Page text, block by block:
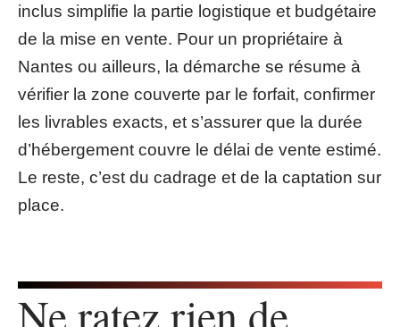
inclus simplifie la partie logistique et budgétaire
de la mise en vente. Pour un propriétaire à
Nantes ou ailleurs, la démarche se résume à
vérifier la zone couverte par le forfait, confirmer
les livrables exacts, et s’assurer que la durée
d’hébergement couvre le délai de vente estimé.
Le reste, c’est du cadrage et de la captation sur
place.
Ne ratez rien de